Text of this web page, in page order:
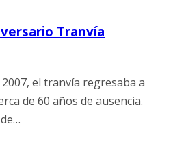
Tranvía
el tranvía regresaba a
de 60 años de ausencia.